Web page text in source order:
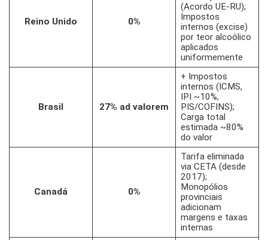
Reino Unido 0%
(Acordo UE-RU)​;
Impostos
internos (excise)
por teor alcoólico
aplicados
uniformemente
Brasil 27% ad valorem
+ Impostos
internos (ICMS,
IPI ~10%,
PIS/COFINS);
Carga total
estimada ~80%
do valor
Canadá 0%
Tarifa eliminada
via CETA (desde
2017)​;
Monopólios
provinciais
adicionam
margens e taxas
internas